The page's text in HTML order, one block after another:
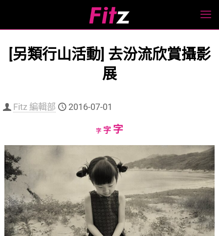
[另類行山活動] 去汾流欣賞攝影
展
Fitz 編輯部 2016-07-01
字Decrease
字Reset
size.
字Increase